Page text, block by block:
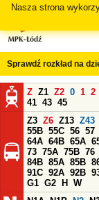
Nasza strona
Sprawdź rozkład na
Z Z1 Z2 0 1 2
41 43 45
Z3 Z6 Z13 Z43
55B 55C 56 57
64A 64B 65A
73 75A 75B 76
84B 85A 85B
91C 92A 92B
G1 G2 H
W